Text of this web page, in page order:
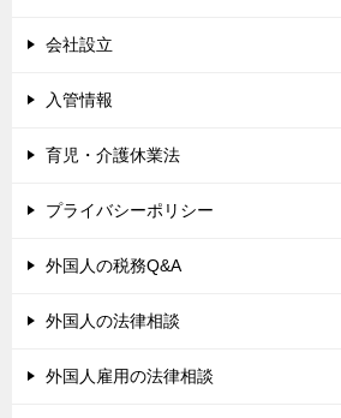
会社設立
入管情報
育児・介護休業法
プライバシーポリシー
外国人の税務Q&A
外国人の法律相談
外国人雇用の法律相談